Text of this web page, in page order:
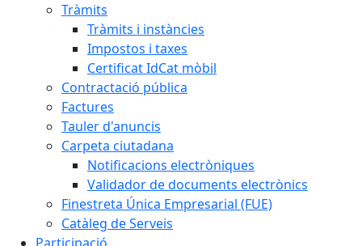
Tràmits
Tràmits i instàncies
Impostos i taxes
Certificat IdCat mòbil
Contractació pública
Factures
Tauler d'anuncis
Carpeta ciutadana
Notificacions electròniques
Validador de documents electrònics
Finestreta Única Empresarial (FUE)
Catàleg de Serveis